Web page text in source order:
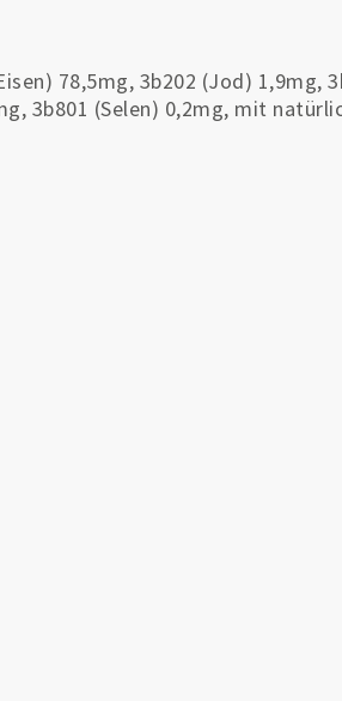
78,5mg, 3b202 (Jod) 1,9mg,
3b801 (Selen) 0,2mg, mit